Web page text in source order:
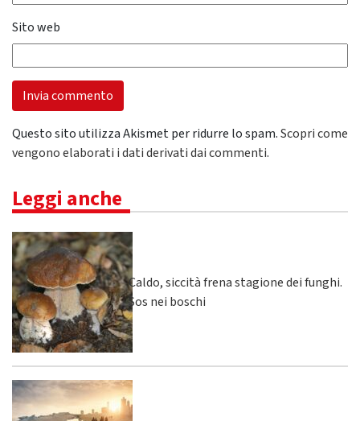
Sito web
Questo sito utilizza Akismet per ridurre lo spam.Scopri come
vengono elaborati i dati derivati dai commenti.
Leggi anche
Caldo, siccità frena stagione dei funghi.
Sos nei boschi